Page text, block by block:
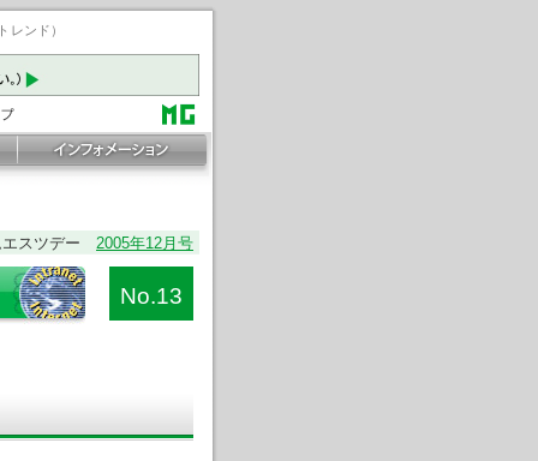
レンド）
エスツデー 2005年12月号
No.13